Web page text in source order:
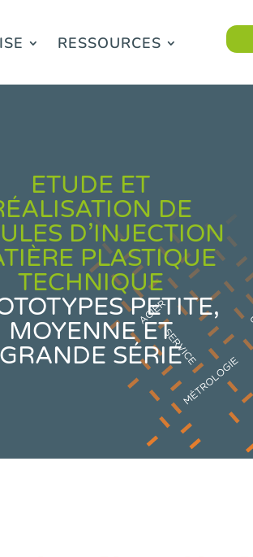
RESSOURCES
ETUDE ET
DE
D’INJECTION
PLASTIQUE
TECHNIQUE
PETITE,
MOYENNE ET
GRANDE SÉRIE